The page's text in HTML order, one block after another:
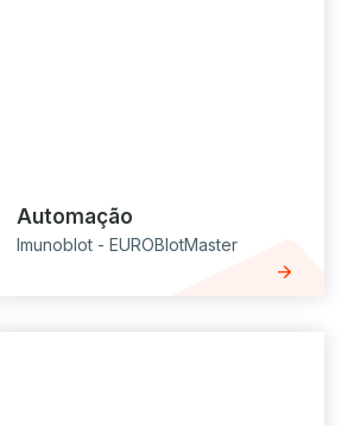
Automação
Imunoblot - EUROBlotMaster
arrow_forward